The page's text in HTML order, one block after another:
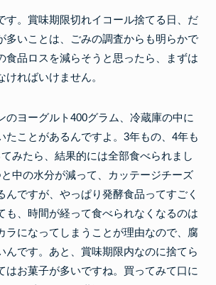
す。賞味期限切れイコール捨てる日、だ
多いことは、ごみの調査からも明らかで
食品ロスを減らそうと思ったら、まずは
ければいけません。
のヨーグルト400グラム、冷蔵庫の中に
たことがあるんですよ。3年もの、4年も
みたら、結果的には全部食べられまし
中の水分が減って、カッテージチーズ
んですが、やっぱり発酵食品ってすごく
も、時間が経って食べられなくなるのは
ラになってしまうことが理由なので、腐
んです。あと、賞味期限内なのに捨てら
はお菓子が多いですね。買ってみて口に